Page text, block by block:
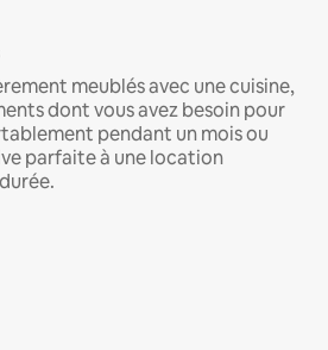
meublés avec une cuisine,
dont vous avez besoin pour
pendant un mois ou
parfaite à une location